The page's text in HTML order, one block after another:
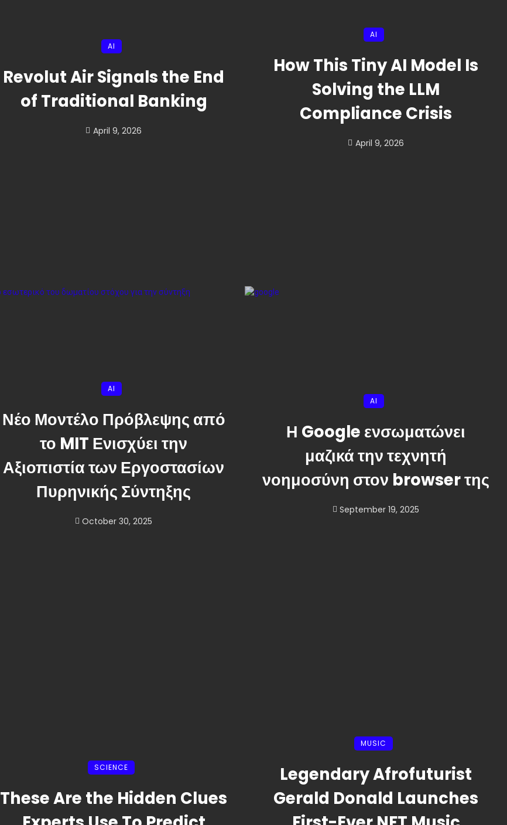
AI
Revolut Air Signals the End
of Traditional Banking
April 9, 2026
AI
How This Tiny AI Model Is
Solving the LLM
Compliance Crisis
April 9, 2026
AI
Νέο Μοντέλο Πρόβλεψης από
το MIT Ενισχύει την
Αξιοπιστία των Εργοστασίων
Πυρηνικής Σύντηξης
October 30, 2025
AI
Η Google ενσωματώνει
μαζικά την τεχνητή
νοημοσύνη στον browser της
September 19, 2025
SCIENCE
These Are the Hidden Clues
MUSIC
Legendary Afrofuturist
Gerald Donald Launches